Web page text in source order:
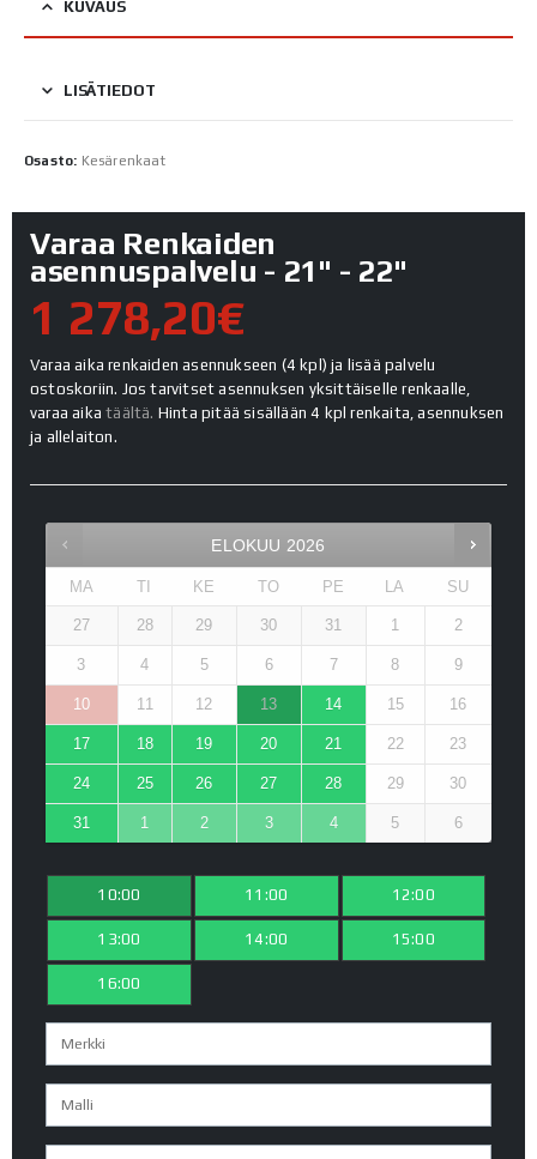
KUVAUS
LISÄTIEDOT
Osasto: Kesärenkaat
Varaa Renkaiden
asennuspalvelu - 21" - 22"
1 278,20€
Varaa aika renkaiden asennukseen (4 kpl) ja lisää palvelu
ostoskoriin. Jos tarvitset asennuksen yksittäiselle renkaalle,
varaa aikatäältä. Hinta pitää sisällään 4 kpl renkaita, asennuksen
ja allelaiton.
ELOKUU 2026
MA TI KE TO PE LA SU
27 28 29 30 31 1 2
3 4 5 6 7 8 9
10 11 12 13 14 15 16
17 18 19 20 21 22 23
24 25 26 27 28 29 30
31 1 2 3 4 5 6
10:00 11:00 12:00
13:00 14:00 15:00
16:00